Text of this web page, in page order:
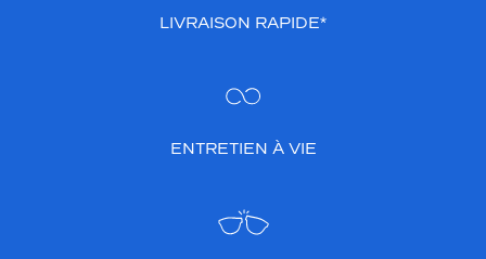
LIVRAISON RAPIDE*
ENTRETIEN À VIE